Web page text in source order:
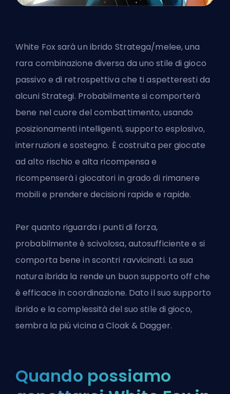
White Fox sarà un ibrido Stratega/melee, una
rara combinazione diversa da uno stile di gioco
passivo e di retrospettiva che ti aspetteresti da
alcuni Strategi. Probabilmente si comporterà
bene nel cuore del combattimento, usando
posizionamenti intelligenti, supporto esplosivo,
interruzioni e sostegno. È costruita per giocate
ad alto rischio e alta ricompensa e
ricompenserà i giocatori in grado di rimanere
mobili e prendere decisioni rapide e rapide.
Per quanto riguarda i punti di forza,
probabilmente è scivolosa, autosufficiente e si
comporta bene in scontri ravvicinati. La sua
natura ibrida la rende un buon supporto off che
è efficace in coordinazione. Dato il suo supporto
ibrido e la complessità del suo stile di gioco,
sembra la più vicina a Cloak & Dagger.
Quando possiamo